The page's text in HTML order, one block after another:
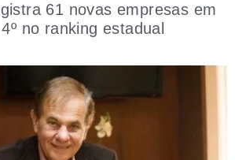
61 novas empresas em
no ranking estadual